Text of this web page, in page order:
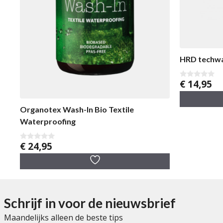
Organotex Wash-In Bio Textile
Waterproofing
0
v
5
€ 24,95
HRD
0
v
5
€ 14,95
Schrijf in voor de nieuwsbrief
Maandelijks alleen de beste tips